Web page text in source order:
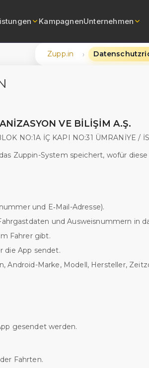
mit Chauffeur
mit Chauffeur
mit Fahrer
mit Fahrer
KampagnenUnternehmen
Über uns
Zupp.in ›
VE BİLİŞİM A.Ş.
NO:1A İÇ KAPI NO:31 ÜMRANİYE /
Zuppin-System speichert, wofür
und E‑Mail-Adresse).
und Ausweisnummern in
Fahrer gibt.
die App sendet.
Android-Marke, Modell, Hersteller,
gesendet werden.
Fahrten.